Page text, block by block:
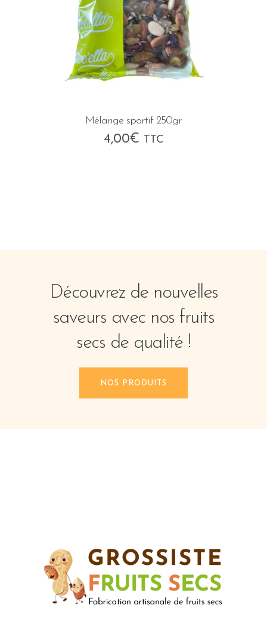
Mélange sportif 250gr
4,00€ TTC
Découvrez de nouvelles
saveurs avec nos fruits
secs de qualité !
NOS PRODUITS